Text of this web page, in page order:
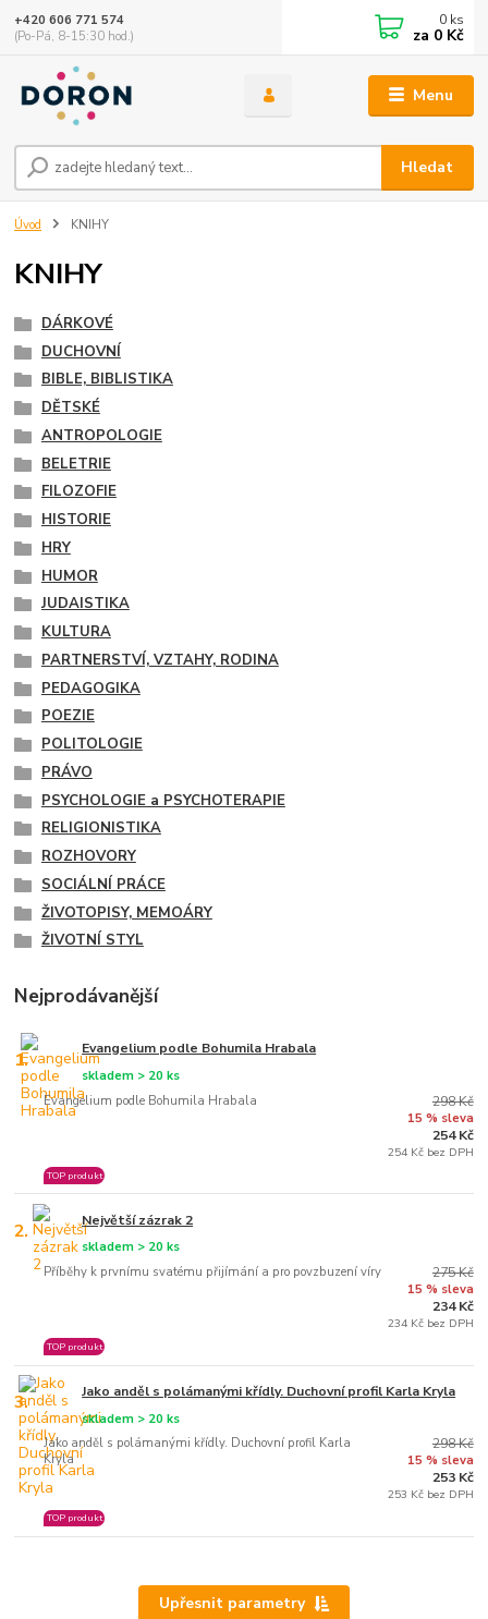
Menu
Hledat
+420 606 771 574
(Po-Pá, 8-15:30 hod.)
0 ks
za 0 Kč
Úvod KNIHY
KNIHY
DÁRKOVÉ
DUCHOVNÍ
BIBLE, BIBLISTIKA
DĚTSKÉ
ANTROPOLOGIE
BELETRIE
FILOZOFIE
HISTORIE
HRY
HUMOR
JUDAISTIKA
KULTURA
PARTNERSTVÍ, VZTAHY, RODINA
PEDAGOGIKA
POEZIE
POLITOLOGIE
PRÁVO
PSYCHOLOGIE a PSYCHOTERAPIE
RELIGIONISTIKA
ROZHOVORY
SOCIÁLNÍ PRÁCE
ŽIVOTOPISY, MEMOÁRY
ŽIVOTNÍ STYL
Nejprodávanější
1. Evangelium podle Bohumila Hrabala
Evangelium podle Bohumila Hrabala
skladem > 20 ks
TOP produkt
298 Kč
15 % sleva
254 Kč
254 Kč bez DPH
2. Největší zázrak 2
Příběhy k prvnímu svatému přijímání a pro povzbuzení víry
skladem > 20 ks
TOP produkt
275 Kč
15 % sleva
234 Kč
234 Kč bez DPH
3. Jako anděl s polámanými křídly. Duchovní profil Karla Kryla
Jako anděl s polámanými křídly. Duchovní profil Karla
Kryla
skladem > 20 ks
TOP produkt
298 Kč
15 % sleva
253 Kč
253 Kč bez DPH
Upřesnit parametry